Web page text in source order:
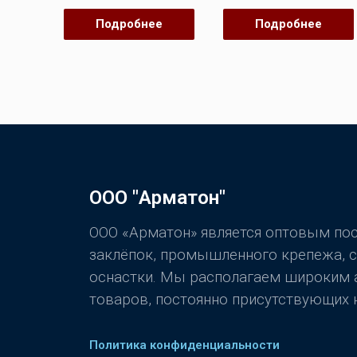
Оценка
из
Подробнее
Оценка
из
Подробнее
ООО "Арматон"
ООО «Арматон» является оптовым
заклёпок, промышленного крепежа,
оснастки. Мы располагаем широким
товаров, постоянно присутствующих
Политика конфиденциальности